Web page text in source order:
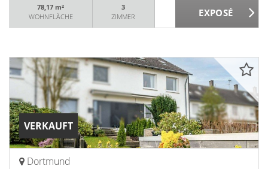
78,17 m²
WOHNFLÄCHE
3
ZIMMER
VERKAUFT
Dortmund